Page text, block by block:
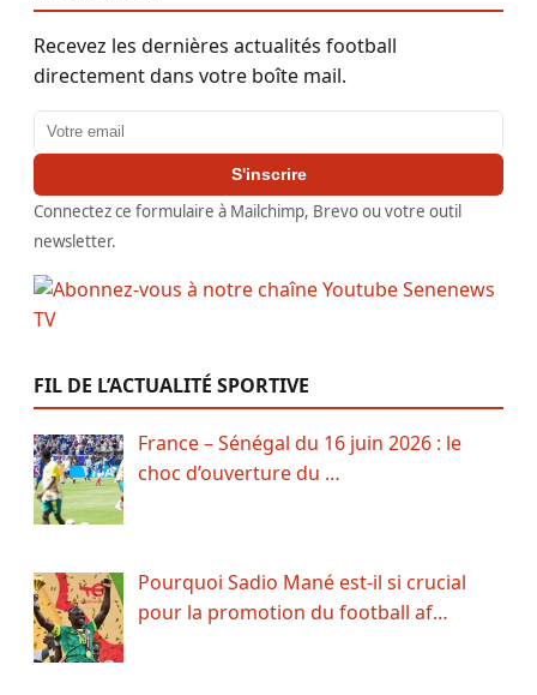
Recevez les dernières actualités football
directement dans votre boîte mail.
Adresse email
S'inscrire
Connectez ce formulaire à Mailchimp, Brevo ou votre outil
newsletter.
FIL DE L’ACTUALITÉ SPORTIVE
France – Sénégal du 16 juin 2026 : le
choc d’ouverture du …
Pourquoi Sadio Mané est-il si crucial
pour la promotion du football af…